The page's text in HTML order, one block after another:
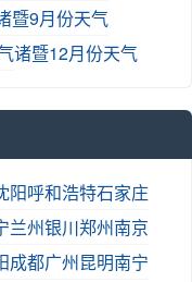
暨9月份天气
诸暨12月份天气
阳呼和浩特石家庄
兰州银川郑州南京
成都广州昆明南宁